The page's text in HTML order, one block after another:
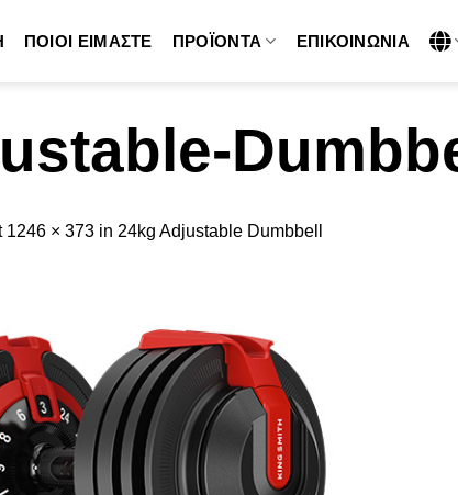
ΠΟΙΟΙ ΕΊΜΑΣΤΕ ΠΡΟΪΌΝΤΑ ΕΠΙΚΟΙΝΩΝΊΑ
1246 × 373 in 24kg Adjustable Dumbbell